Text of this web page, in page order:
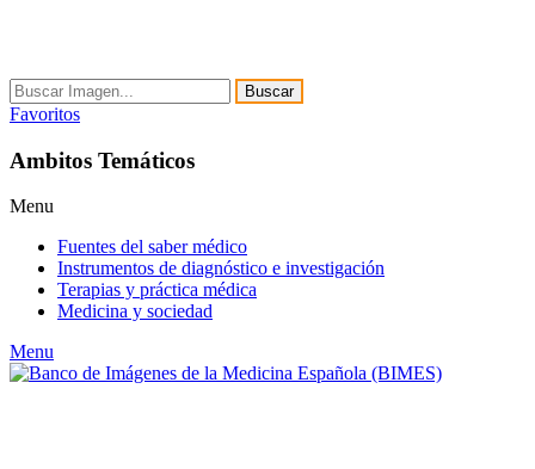
Buscar
Favoritos
Ambitos Temáticos
Menu
Fuentes del saber médico
Instrumentos de diagnóstico e investigación
Terapias y práctica médica
Medicina y sociedad
Menu